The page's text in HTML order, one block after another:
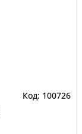
100726